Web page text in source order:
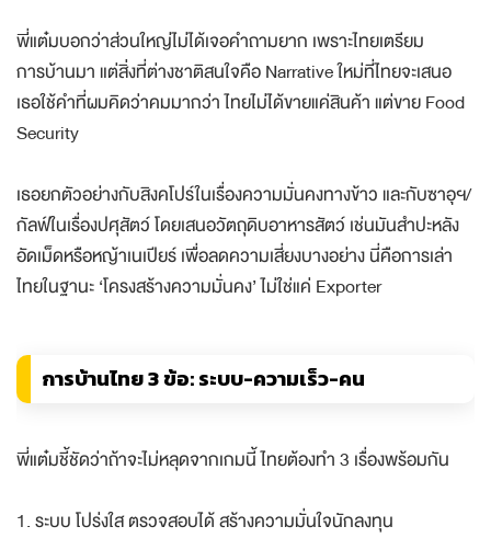
พี่แต๋มบอกว่าส่วนใหญ่ไม่ได้เจอคำถามยาก เพราะไทยเตรียม
การบ้านมา แต่สิ่งที่ต่างชาติสนใจคือ Narrative ใหม่ที่ไทยจะเสนอ
เธอใช้คำที่ผมคิดว่าคมมากว่า ไทยไม่ได้ขายแค่สินค้า แต่ขาย Food
Security
เธอยกตัวอย่างกับสิงคโปร์ในเรื่องความมั่นคงทางข้าว และกับซาอุฯ/
กัลฟ์ในเรื่องปศุสัตว์ โดยเสนอวัตถุดิบอาหารสัตว์ เช่นมันสำปะหลัง
อัดเม็ดหรือหญ้าเนเปียร์ เพื่อลดความเสี่ยงบางอย่าง นี่คือการเล่า
ไทยในฐานะ ‘โครงสร้างความมั่นคง’ ไม่ใช่แค่ Exporter
การบ้านไทย 3 ข้อ: ระบบ-ความเร็ว-คน
พี่แต๋มชี้ชัดว่าถ้าจะไม่หลุดจากเกมนี้ ไทยต้องทำ 3 เรื่องพร้อมกัน
1. ระบบ โปร่งใส ตรวจสอบได้ สร้างความมั่นใจนักลงทุน